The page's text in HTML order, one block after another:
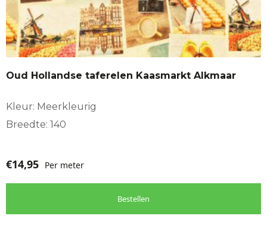
Oud Hollandse taferelen Kaasmarkt Alkmaar
Kleur: Meerkleurig
Breedte: 140
€14,95 Per meter
Bestellen